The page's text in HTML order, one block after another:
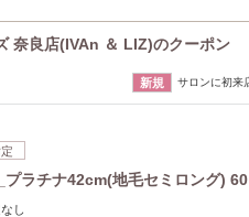
奈良店(IVAn ＆ LIZ)のクーポン
新規 サロンに初来
プラチナ42cm(地毛セミロング)
し